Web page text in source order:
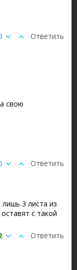
Ответить
свою
Ответить
3 листа из
с такой
Ответить